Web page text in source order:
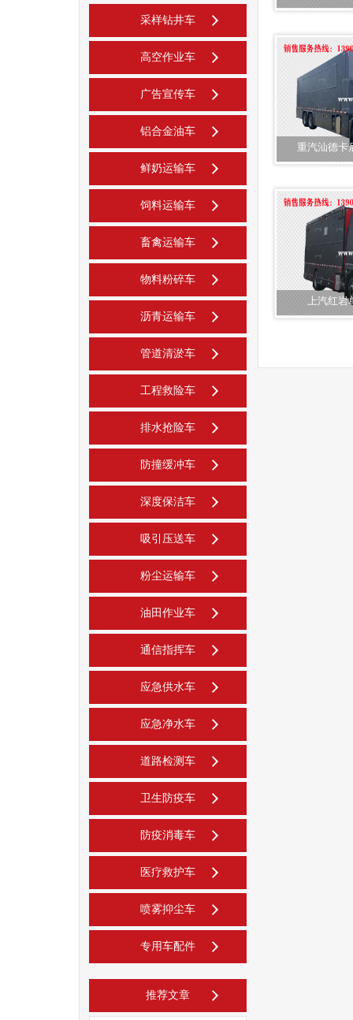
采样钻井车
高空作业车
广告宣传车
铝合金油车
鲜奶运输车
饲料运输车
畜禽运输车
物料粉碎车
沥青运输车
管道清淤车
工程救险车
排水抢险车
防撞缓冲车
深度保洁车
吸引压送车
粉尘运输车
油田作业车
通信指挥车
应急供水车
应急净水车
道路检测车
卫生防疫车
防疫消毒车
医疗救护车
喷雾抑尘车
专用车配件
推荐文章
重汽汕德卡
上汽红岩